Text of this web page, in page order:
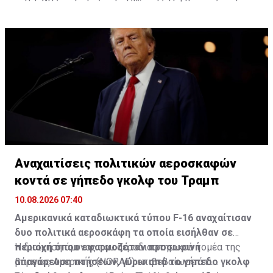
Αναχαιτίσεις πολιτικών αεροσκαφών
κοντά σε γήπεδο γκολφ του Τραμπ
10.08.2026 07:40
Αμερικανικά καταδιωκτικά τύπου F-16 αναχαίτισαν
δυο πολιτικά αεροσκάφη τα οποία εισήλθαν σε
περιοχή όπου εφαρμοζόταν προσωρινή
απαγόρευση πτήσεων, γύρω από το γήπεδο γκολφ
Η διοίκηση άμυνας του αεροδιαστημικού τομέα της
βόρειας Αμερικής (NORAD) επιβεβαίωσε ότι